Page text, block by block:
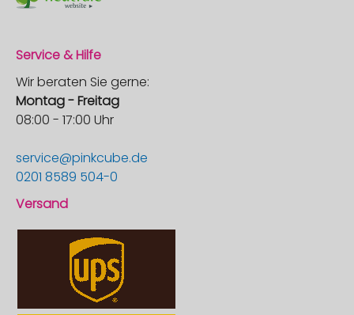
Service & Hilfe
Wir beraten Sie gerne:
Montag - Freitag
08:00 - 17:00 Uhr
service@pinkcube.de
0201 8589 504-0
Versand